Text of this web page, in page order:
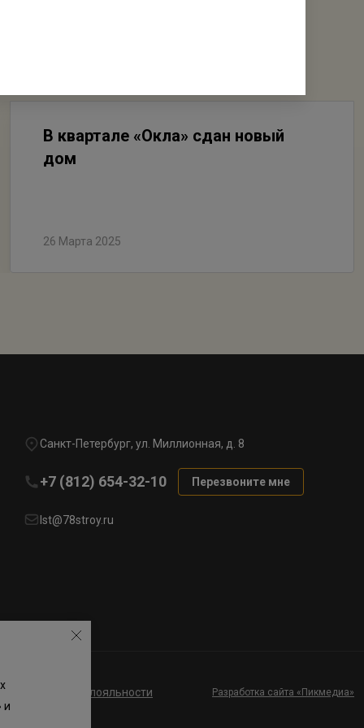
В квартале «Окла» сдан новый
дом
26 Марта 2025
Санкт-Петербург, ул. Миллионная, д. 8
+7 (812) 654-32-10 Перезвоните мне
lst@78stroy.ru
к программе лояльности Разработка сайта «Пикмедиа»
и